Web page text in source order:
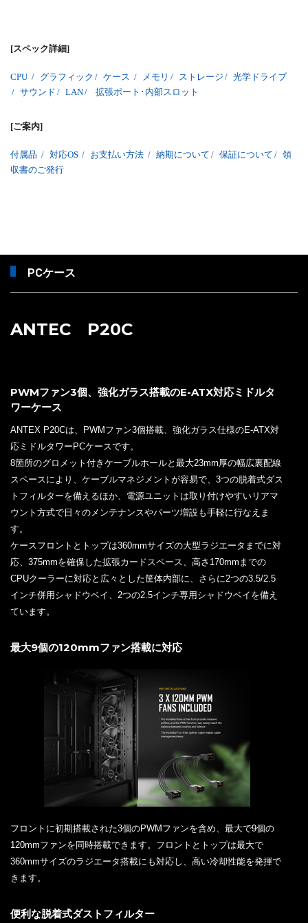
[スペック詳細]
CPU / グラフィック / ケース / メモリ / ストレージ / 光学ドライブ
/ サウンド / LAN/ 拡張ポート･内部スロット
[ご案内]
付属品 / 対応OS / お支払い方法 / 納期について / 保証について / 領
収書のご発行
PCケース
ANTEC P20C
PWMファン3個、強化ガラス搭載のE-ATX対応ミドルタ
ワーケース
ANTEX P20Cは、PWMファン3個搭載、強化ガラス仕様のE-ATX対
応ミドルタワーPCケースです。
8箇所のグロメット付きケーブルホールと最大23mm厚の幅広裏配線
スペースにより、ケーブルマネジメントが容易で、3つの脱着式ダス
トフィルターを備えるほか、電源ユニットは取り付けやすいリアマ
ウント方式で日々のメンテナンスやパーツ増設も手軽に行なえま
す。
ケースフロントとトップは360mmサイズの大型ラジエータまでに対
応、375mmを確保した拡張カードスペース、高さ170mmまでの
CPUクーラーに対応と広々とした筐体内部に、さらに2つの3.5/2.5
インチ併用シャドウベイ、2つの2.5インチ専用シャドウベイを備え
ています。
最大9個の120mmファン搭載に対応
フロントに初期搭載された3個のPWMファンを含め、最大で9個の
120mmファンを同時搭載できます。フロントとトップは最大で
360mmサイズのラジエータ搭載にも対応し、高い冷却性能を発揮で
きます。
便利な脱着式ダストフィルター